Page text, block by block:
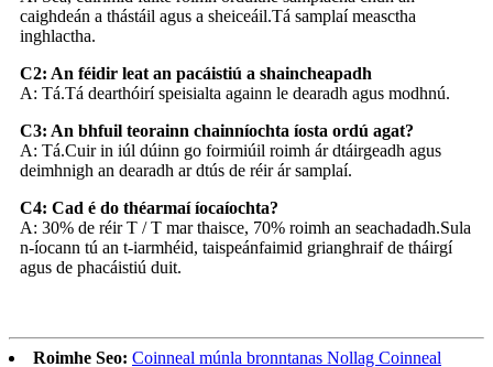
caighdeán a thástáil agus a sheiceáil.Tá samplaí measctha
inghlactha.
C2: An féidir leat an pacáistiú a shaincheapadh
A: Tá.Tá dearthóirí speisialta againn le dearadh agus modhnú.
C3: An bhfuil teorainn chainníochta íosta ordú agat?
A: Tá.Cuir in iúl dúinn go foirmiúil roimh ár dtáirgeadh agus
deimhnigh an dearadh ar dtús de réir ár samplaí.
C4: Cad é do théarmaí íocaíochta?
A: 30% de réir T / T mar thaisce, 70% roimh an seachadadh.Sula
n-íocann tú an t-iarmhéid, taispeánfaimid grianghraif de tháirgí
agus de phacáistiú duit.
Roimhe Seo: Coinneal múnla bronntanas Nollag Coinneal